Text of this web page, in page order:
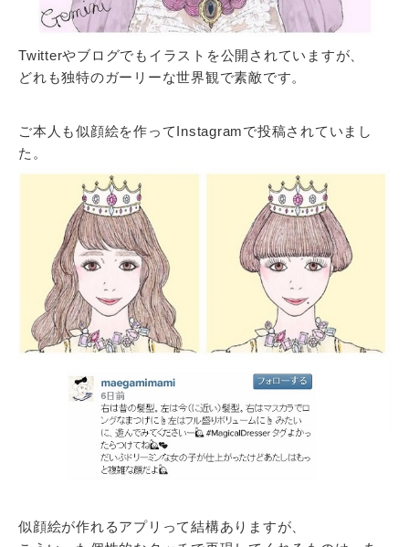
Twitterやブログでもイラストを公開されていますが、
どれも独特のガーリーな世界観で素敵です。
ご本人も似顔絵を作ってInstagramで投稿されていまし
た。
似顔絵が作れるアプリって結構ありますが、